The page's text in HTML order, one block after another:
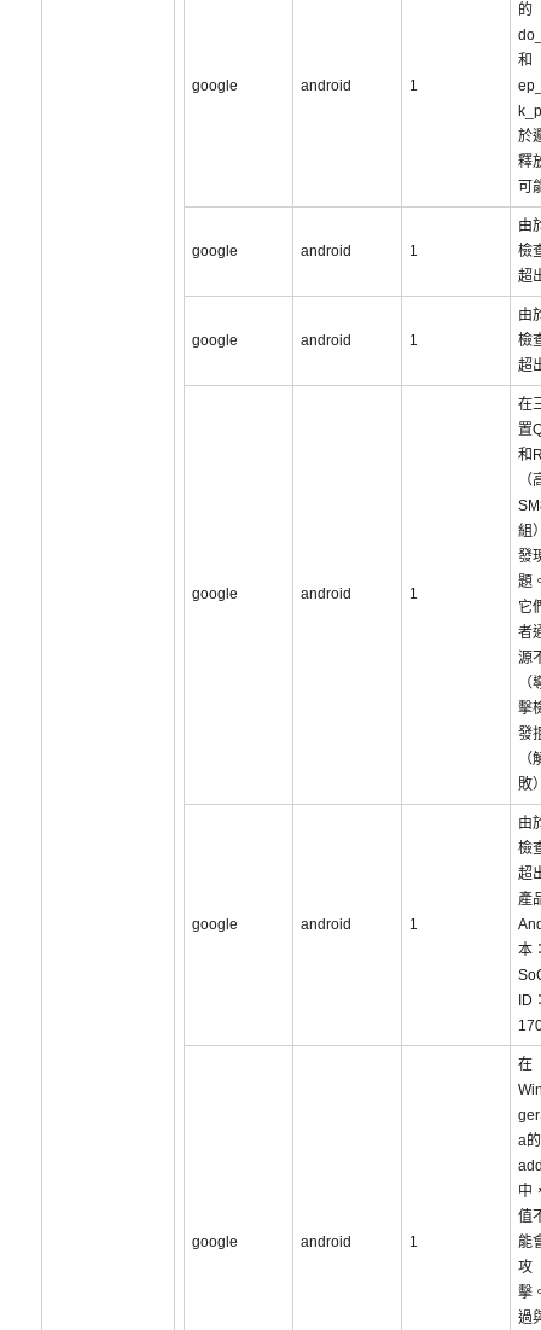
google android 1
的
和
於
釋
可
google android 1
由
檢
超
google android 1
由
檢
超
google android 1
在
置
和
（
組
發
題
它
者
源
擊
發
敗
google android 1
由
檢
超
產
本
ID
google android 1
在
a的
中
值
能
攻
擊
過